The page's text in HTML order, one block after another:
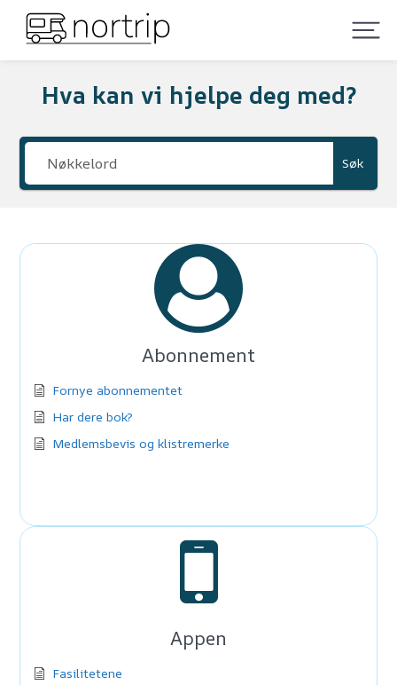
Hva kan vi hjelpe deg med?
Søk
Abonnement
Fornye abonnementet
Har dere bok?
Medlemsbevis og klistremerke
Appen
Fasilitetene